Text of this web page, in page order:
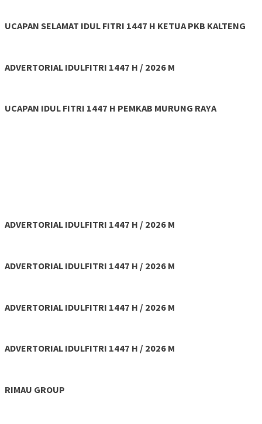
UCAPAN SELAMAT IDUL FITRI 1447 H KETUA PKB KALTENG
ADVERTORIAL IDULFITRI 1447 H / 2026 M
UCAPAN IDUL FITRI 1447 H PEMKAB MURUNG RAYA
ADVERTORIAL IDULFITRI 1447 H / 2026 M
ADVERTORIAL IDULFITRI 1447 H / 2026 M
ADVERTORIAL IDULFITRI 1447 H / 2026 M
ADVERTORIAL IDULFITRI 1447 H / 2026 M
RIMAU GROUP